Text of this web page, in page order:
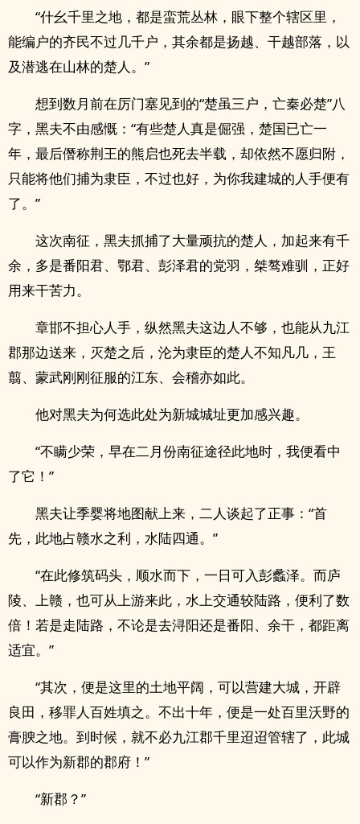
“什幺千里之地，都是蛮荒丛林，眼下整个辖区里，
能编户的齐民不过几千户，其余都是扬越、干越部落，以
及潜逃在山林的楚人。”
想到数月前在厉门塞见到的“楚虽三户，亡秦必楚”八
字，黑夫不由感慨：“有些楚人真是倔强，楚国已亡一
年，最后僭称荆王的熊启也死去半载，却依然不愿归附，
只能将他们捕为隶臣，不过也好，为你我建城的人手便有
了。”
这次南征，黑夫抓捕了大量顽抗的楚人，加起来有千
余，多是番阳君、鄂君、彭泽君的党羽，桀骜难驯，正好
用来干苦力。
章邯不担心人手，纵然黑夫这边人不够，也能从九江
郡那边送来，灭楚之后，沦为隶臣的楚人不知凡几，王
翦、蒙武刚刚征服的江东、会稽亦如此。
他对黑夫为何选此处为新城城址更加感兴趣。
“不瞒少荣，早在二月份南征途径此地时，我便看中
了它！”
黑夫让季婴将地图献上来，二人谈起了正事：“首
先，此地占赣水之利，水陆四通。”
“在此修筑码头，顺水而下，一日可入彭蠡泽。而庐
陵、上赣，也可从上游来此，水上交通较陆路，便利了数
倍！若是走陆路，不论是去浔阳还是番阳、余干，都距离
适宜。”
“其次，便是这里的土地平阔，可以营建大城，开辟
良田，移罪人百姓填之。不出十年，便是一处百里沃野的
膏腴之地。到时候，就不必九江郡千里迢迢管辖了，此城
可以作为新郡的郡府！”
“新郡？”